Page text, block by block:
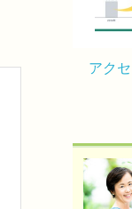
アク